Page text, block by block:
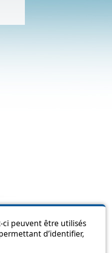
ci peuvent être utilisés
d’identifier,